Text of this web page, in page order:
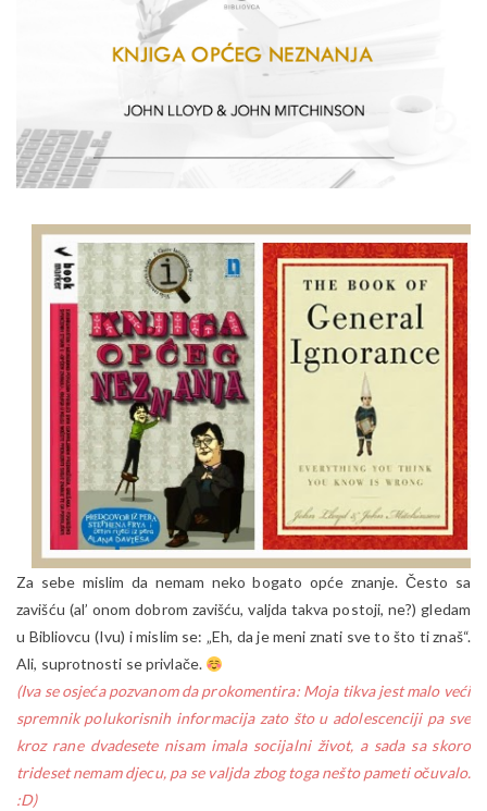
Za sebe mislim da nemam neko bogato opće znanje. Često sa
zavišću (al’ onom dobrom zavišću, valjda takva postoji, ne?) gledam
u Bibliovcu (Ivu) i mislim se: „Eh, da je meni znati sve to što ti znaš“.
Ali, suprotnosti se privlače.
(Iva se osjeća pozvanom da prokomentira: Moja tikva jest malo veći
spremnik polukorisnih informacija zato što u adolescenciji pa sve
kroz rane dvadesete nisam imala socijalni život, a sada sa skoro
trideset nemam djecu, pa se valjda zbog toga nešto pameti očuvalo.
:D)